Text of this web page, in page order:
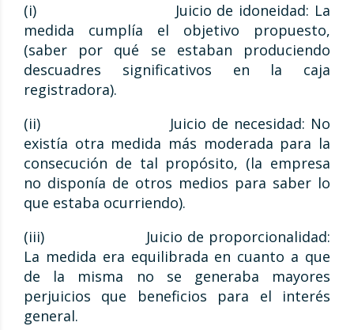
(i) Juicio de idoneidad: La
medida cumplía el objetivo propuesto,
(saber por qué se estaban produciendo
descuadres significativos en la caja
registradora).
(ii) Juicio de necesidad: No
existía otra medida más moderada para la
consecución de tal propósito, (la empresa
no disponía de otros medios para saber lo
que estaba ocurriendo).
(iii) Juicio de proporcionalidad:
La medida era equilibrada en cuanto a que
de la misma no se generaba mayores
perjuicios que beneficios para el interés
general.